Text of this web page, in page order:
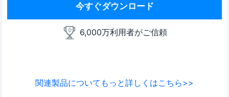
今すぐダウンロード
6,000万利用者がご信頼
関連製品についてもっと詳しくはこちら>>